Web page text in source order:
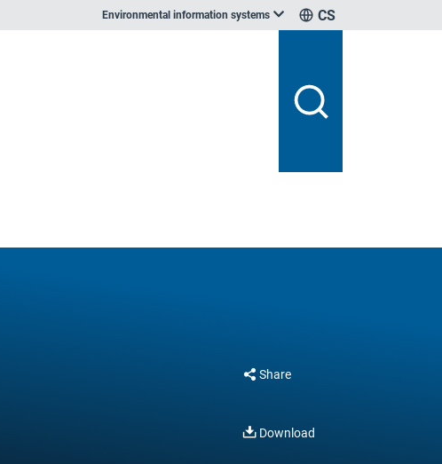
Environmental information systems CS
Share
Download